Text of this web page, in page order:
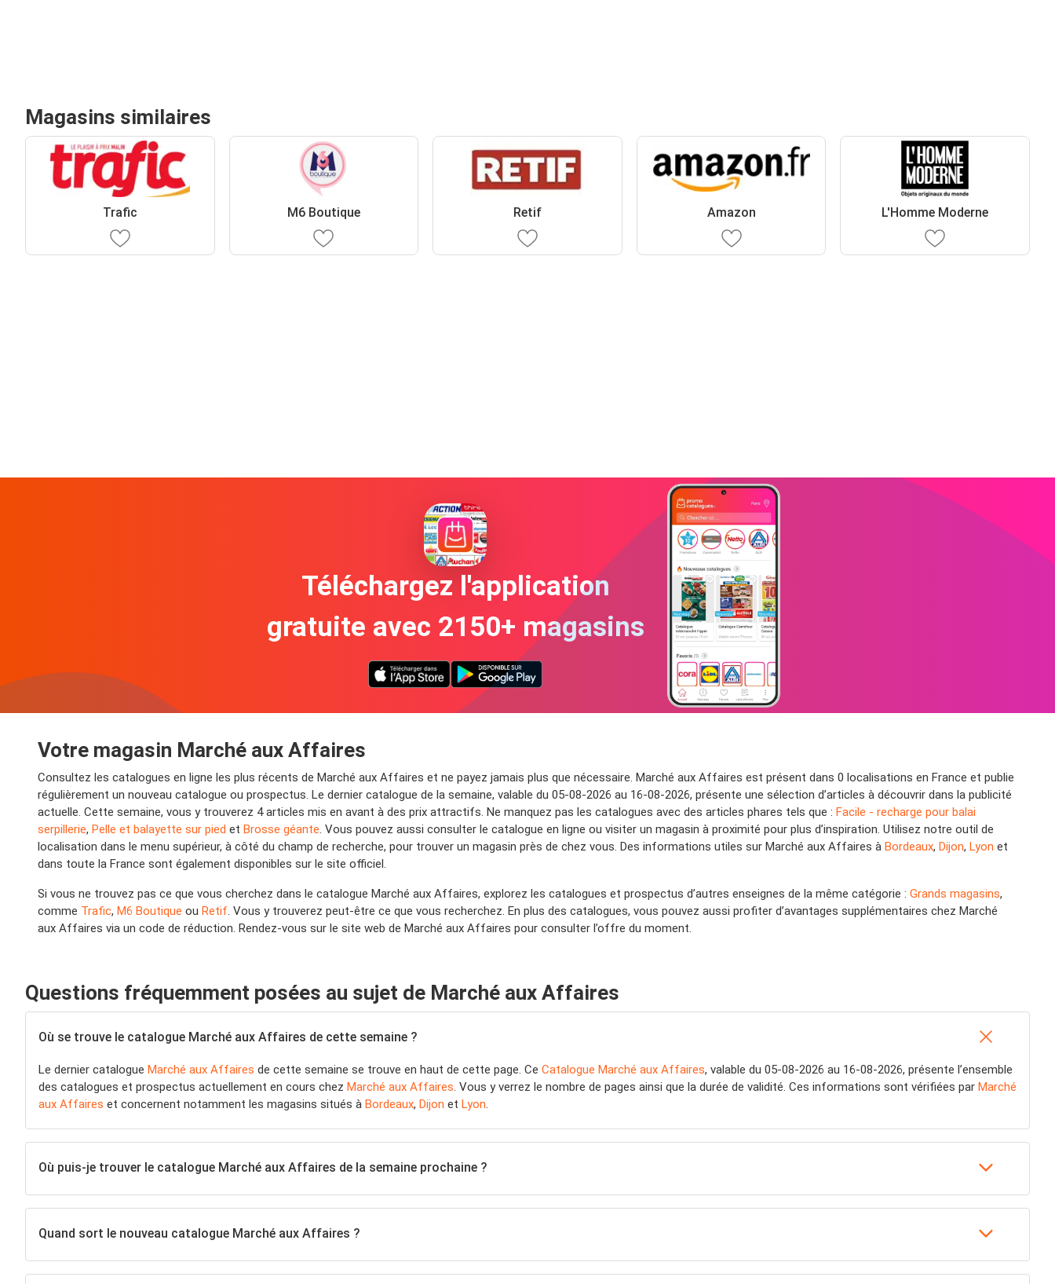
Magasins similaires
Trafic M6 Boutique Retif Amazon L'Homme Moderne
Téléchargez l'application
gratuite avec 2150+ magasins
Votre magasin Marché aux Affaires
Consultez les catalogues en ligne les plus récents de Marché aux Affaires et ne payez jamais plus que nécessaire. Marché aux Affaires est présent dans 0 localisations en France et publie
régulièrement un nouveau catalogue ou prospectus. Le dernier catalogue de la semaine, valable du 05-08-2026 au 16-08-2026, présente une sélection d’articles à découvrir dans la publicité
actuelle. Cette semaine, vous y trouverez 4 articles mis en avant à des prix attractifs. Ne manquez pas les catalogues avec des articles phares tels que : Facile - recharge pour balai
serpillerie, Pelle et balayette sur pied et Brosse géante. Vous pouvez aussi consulter le catalogue en ligne ou visiter un magasin à proximité pour plus d’inspiration. Utilisez notre outil de
localisation dans le menu supérieur, à côté du champ de recherche, pour trouver un magasin près de chez vous. Des informations utiles sur Marché aux Affaires à Bordeaux, Dijon, Lyon et
dans toute la France sont également disponibles sur le site officiel.
Si vous ne trouvez pas ce que vous cherchez dans le catalogue Marché aux Affaires, explorez les catalogues et prospectus d’autres enseignes de la même catégorie : Grands magasins,
comme Trafic, M6 Boutique ou Retif. Vous y trouverez peut-être ce que vous recherchez. En plus des catalogues, vous pouvez aussi profiter d’avantages supplémentaires chez Marché
aux Affaires via un code de réduction. Rendez-vous sur le site web de Marché aux Affaires pour consulter l’offre du moment.
Questions fréquemment posées au sujet de Marché aux Affaires
Où se trouve le catalogue Marché aux Affaires de cette semaine ?
Le dernier catalogue Marché aux Affaires de cette semaine se trouve en haut de cette page. Ce Catalogue Marché aux Affaires, valable du 05-08-2026 au 16-08-2026, présente l’ensemble
des catalogues et prospectus actuellement en cours chez Marché aux Affaires. Vous y verrez le nombre de pages ainsi que la durée de validité. Ces informations sont vérifiées par Marché
aux Affaires et concernent notamment les magasins situés à Bordeaux, Dijon et Lyon.
Où puis-je trouver le catalogue Marché aux Affaires de la semaine prochaine ?
Quand sort le nouveau catalogue Marché aux Affaires ?